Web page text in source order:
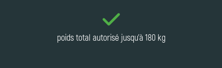
poids total autorisé jusqu'à 180 kg